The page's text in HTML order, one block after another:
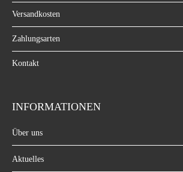
Versandkosten
Zahlungsarten
Kontakt
INFORMATIONEN
Über uns
Aktuelles